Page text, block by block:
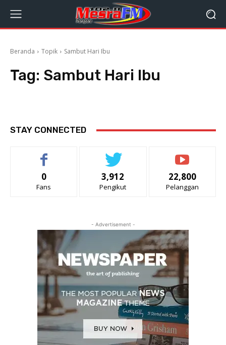
Beranda Topik Sambut Hari Ibu
Tag: Sambut Hari Ibu
STAY CONNECTED
0
Fans
3,912
Pengikut
22,800
Pelanggan
- Advertisement -